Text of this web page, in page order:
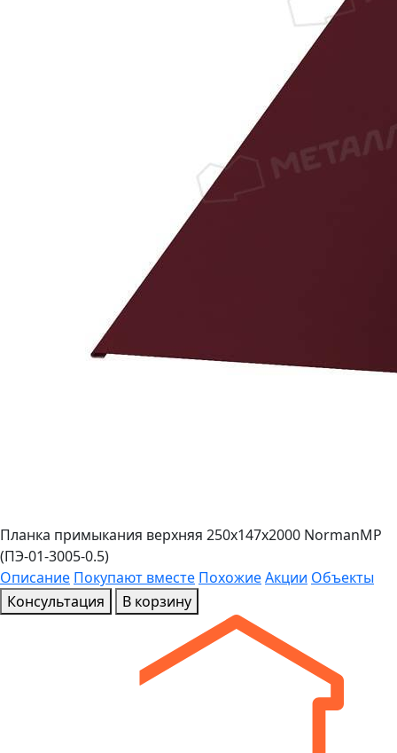
Планка примыкания верхняя 250х147х2000 NormanMP
(ПЭ-01-3005-0.5)
Описание Покупают вместе ПохожиеАкции Объекты
Консультация
В корзину